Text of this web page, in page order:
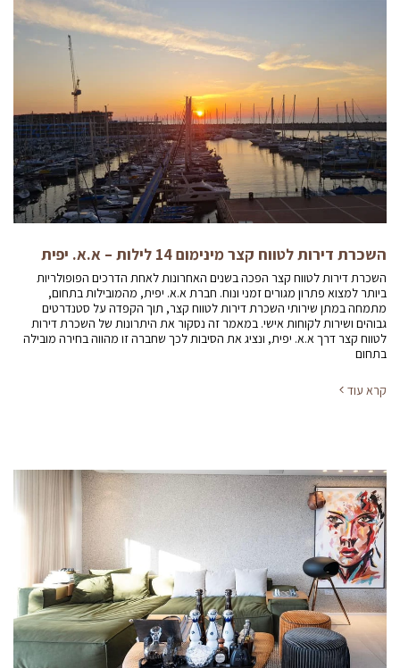
השכרת דירות לטווח קצר מינימום 14 לילות – א.א. יפית
השכרת דירות לטווח קצר הפכה בשנים האחרונות לאחת הדרכים הפופולריות
ביותר למצוא פתרון מגורים זמני ונוח. חברת א.א. יפית, מהמובילות בתחום,
מתמחה במתן שירותי השכרת דירות לטווח קצר, תוך הקפדה על סטנדרטים
גבוהים ושירות לקוחות אישי. במאמר זה נסקור את היתרונות של השכרת דירות
לטווח קצר דרך א.א. יפית, ונציג את הסיבות לכך שחברה זו מהווה בחירה מובילה
בתחום
קרא עוד